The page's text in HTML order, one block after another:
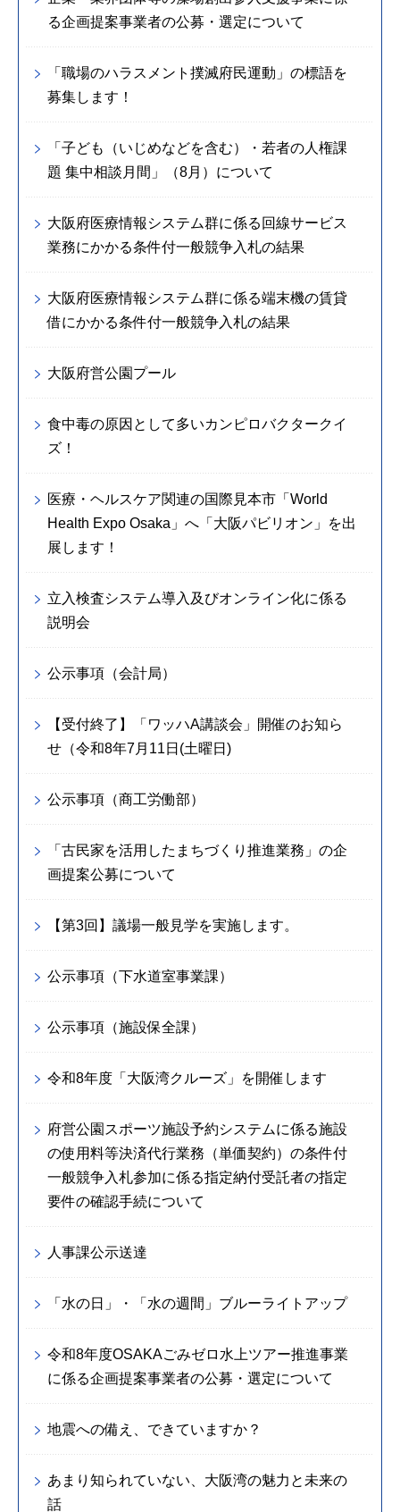
る企画提案事業者の公募・選定について
「職場のハラスメント撲滅府民運動」の標語を
募集します！
「子ども（いじめなどを含む）・若者の人権課
題 集中相談月間」（8月）について
大阪府医療情報システム群に係る回線サービス
業務にかかる条件付一般競争入札の結果
大阪府医療情報システム群に係る端末機の賃貸
借にかかる条件付一般競争入札の結果
大阪府営公園プール
食中毒の原因として多いカンピロバクタークイ
ズ！
医療・ヘルスケア関連の国際見本市「World
Health Expo Osaka」へ「大阪パビリオン」を出
展します！
立入検査システム導入及びオンライン化に係る
説明会
公示事項（会計局）
【受付終了】「ワッハA講談会」開催のお知ら
せ（令和8年7月11日(土曜日)
公示事項（商工労働部）
「古民家を活用したまちづくり推進業務」の企
画提案公募について
【第3回】議場一般見学を実施します。
公示事項（下水道室事業課）
公示事項（施設保全課）
令和8年度「大阪湾クルーズ」を開催します
府営公園スポーツ施設予約システムに係る施設
の使用料等決済代行業務（単価契約）の条件付
一般競争入札参加に係る指定納付受託者の指定
要件の確認手続について
人事課公示送達
「水の日」・「水の週間」ブルーライトアップ
令和8年度OSAKAごみゼロ水上ツアー推進事業
に係る企画提案事業者の公募・選定について
地震への備え、できていますか？
あまり知られていない、大阪湾の魅力と未来の
話